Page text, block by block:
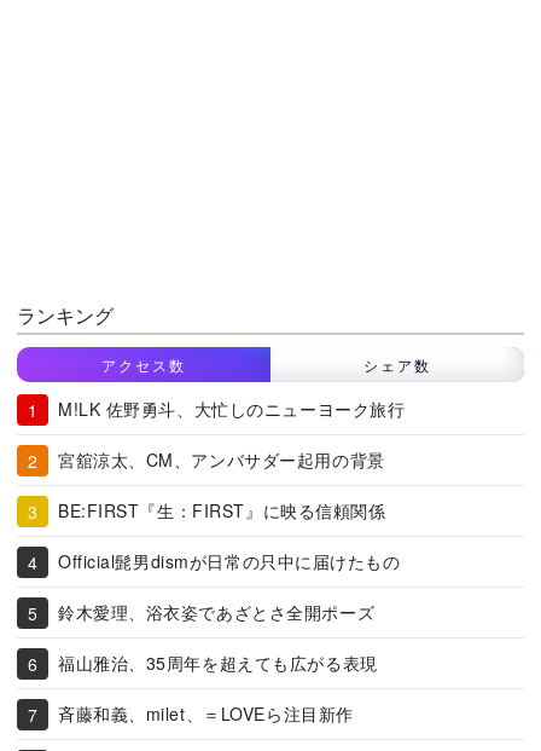
ランキング
アクセス数 シェア数
M!LK 佐野勇斗、大忙しのニューヨーク旅行
宮舘涼太、CM、アンバサダー起用の背景
BE:FIRST『生：FIRST』に映る信頼関係
Official髭男dismが日常の只中に届けたもの
鈴木愛理、浴衣姿であざとさ全開ポーズ
福山雅治、35周年を超えても広がる表現
斉藤和義、milet、＝LOVEら注目新作